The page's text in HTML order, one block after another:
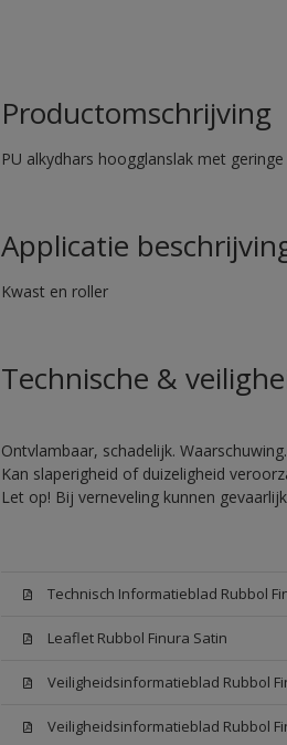
Productomschrijving
PU alkydhars hoogglanslak met
Applicatie
Kwast en roller
Technische &
Ontvlambaar, schadelijk.
Kan slaperigheid of duizeligheid
Let op! Bij verneveling kunnen
Technisch Informatieblad Rubbol
Leaflet Rubbol Finura Satin
Veiligheidsinformatieblad Rubbol
Veiligheidsinformatieblad Rubbol